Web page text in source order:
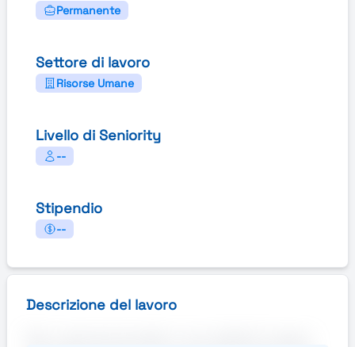
Permanente
Settore di lavoro
Risorse Umane
Livello di Seniority
--
Stipendio
--
Descrizione del lavoro